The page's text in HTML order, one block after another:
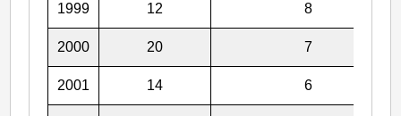
1999 12 8
2000 20 7
2001 14 6